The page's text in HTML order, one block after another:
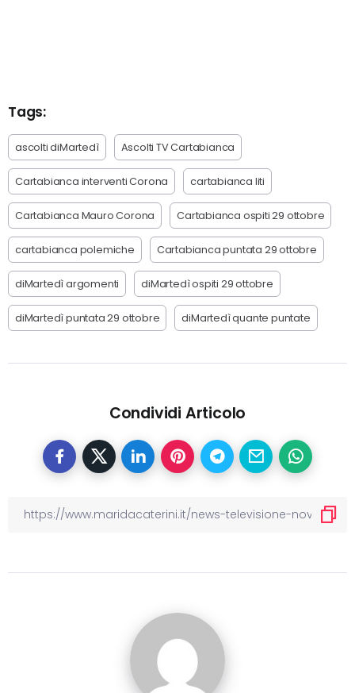
Tags:
ascolti diMartedì Ascolti TV Cartabianca
Cartabianca interventi Corona cartabianca liti
Cartabianca Mauro Corona Cartabianca ospiti 29 ottobre
cartabianca polemiche Cartabianca puntata 29 ottobre
diMartedì argomenti diMartedì ospiti 29 ottobre
diMartedì puntata 29 ottobre diMartedì quante puntate
Condividi Articolo